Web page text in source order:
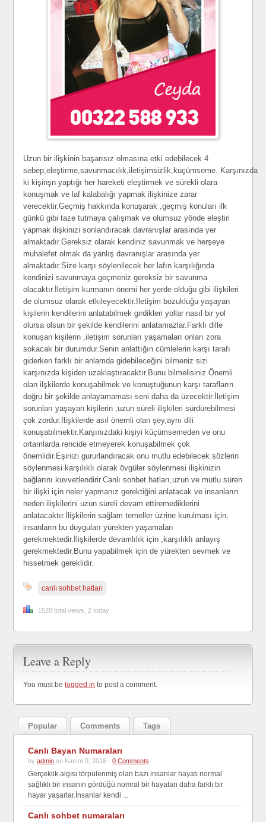
Uzun bir ilişkinin başarısız olmasına etki edebilecek 4
sebep,eleştirme,savunmacılık,iletişimsizlik,küçümseme..Karşınızda
ki kişinşn yaptığı her hareketi eleştirmek ve sürekli olara
konuşmak ve laf kalabalığı yapmak ilişkinize zarar
verecektir.Geçmiş hakkında konuşarak ,geçmiş konuları ilk
günkü gibi taze tutmaya çalışmak ve olumsuz yönde eleştiri
yapmak ilişkinizi sonlandıracak davranışlar arasında yer
almaktadır.Gereksiz olarak kendiniz savunmak ve herşeye
muhalefet olmak da yanlış davranışlar arasında yer
almaktadır.Size karşı söylenilecek her lafın karşılığında
kendinizi savunmaya geçmeniz gereksiz bir savunma
olacaktır.İletişim kurmanın önemi her yerde olduğu gibi ilişkileri
de olumsuz olarak etkileyecektir.İletişim bozukluğu yaşayan
kişilerin kendilerini anlatabilmek girdikleri yollar nasıl bir yol
olursa olsun bir şekilde kendilerini anlatamazlar.Farklı dille
konuşan kişilerin ,iletişim sorunları yaşamaları onları zora
sokacak bir durumdur.Senin anlattığın cümlelerin karşı tarafı
giderken farklı bir anlamda gidebileceğini bilmeniz sizi
karşınızda kişiden uzaklaştıracaktır.Bunu bilmelisiniz.Önemli
olan ilşkilerde konuşabilmek ve konuştuğunun karşı tarafların
doğru bir şekilde anlayamaması seni daha da üzecektir.İletişim
sorunları yaşayan kişilerin ,uzun süreli ilişkileri sürdürebilmesi
çok zordur.İlişkilerde asıl önemli olan şey,aynı dili
konuşabilmektir.Karşınızdaki kişiyi küçümsemeden ve onu
ortamlarda rencide etmeyerek konuşabilmek çok
önemlidir.Eşinizi gururlandıracak onu mutlu edebilecek sözlerin
söylenmesi karşılıklı olarak övgüler söylenmesi ilişkinizin
bağlarını kuvvetlendirir.Canlı sohbet hatları,uzun ve mutlu süren
bir ilişki için neler yapmanız gerektiğini anlatacak ve insanların
neden ilişkilerini uzun süreli devam ettiremediklerini
anlatacaktır.İlişkilerin sağlam temeller üzrine kurulması için,
insanların bu duyguları yürekten yaşamaları
gerekmektedir.İlişkilerde devamlılık için ,karşılıklı anlayış
gerekmektedir.Bunu yapabilmek için de yürekten sevmek ve
hissetmek gereklidir.
canlı sohbet hatları
1528 total views, 2 today
Leave a Reply
You must be logged in to post a comment.
Popular Comments Tags
Canlı Bayan Numaraları
byadmin on Kasım 9, 2016 -0 Comments
Gerçeklik algısı törpülenmiş olan bazı insanlar hayatı normal
sağlıklı bir insanın gördüğü nomral bir hayatan daha farklı bir
hayar yaşarlar.İnsanlar kendi ...
Canlı sohbet numaraları